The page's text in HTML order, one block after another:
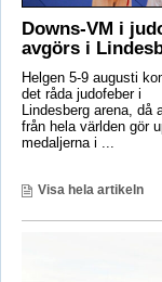
Downs-VM i
avgörs i
Helgen 5-9 augusti
det råda judofeber i
Lindesberg arena, då
från hela världen gör
medaljerna i ...
Visa hela artikeln